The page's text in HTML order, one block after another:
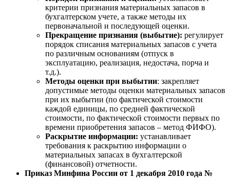
критерии признания материальных запасов в
бухгалтерском учете, а также методы их
первоначальной и последующей оценки.
Прекращение признания (выбытие): регулирует
порядок списания материальных запасов с учета
по различным основаниям (отпуск в
эксплуатацию, реализация, недостача, порча и
т.д.).
Методы оценки при выбытии: закрепляет
допустимые методы оценки материальных запасов
при их выбытии (по фактической стоимости
каждой единицы, по средней фактической
стоимости, по фактической стоимости первых по
времени приобретения запасов – метод ФИФО).
Раскрытие информации: устанавливает
требования к раскрытию информации о
материальных запасах в бухгалтерской
(финансовой) отчетности.
Приказ Минфина России от 1 декабря 2010 года №